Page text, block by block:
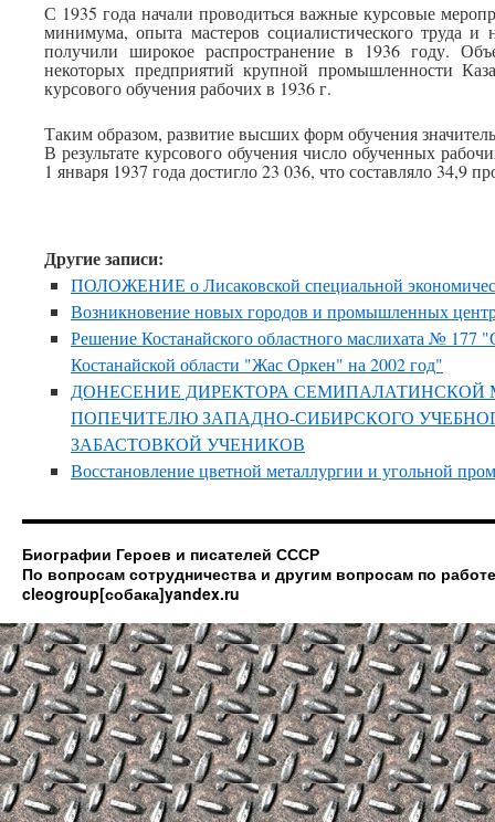
С 1935 года начали проводиться важные курсовые
минимума, опыта мастеров социалистического труда и
получили широкое распространение в 1936 году.
некоторых предприятий крупной промышленности
курсового обучения рабочих в 1936 г.
Таким образом, развитие высших форм обучения
В результате курсового обучения число обученных
1 января 1937 года достигло 23 036, что составляло 34,9
Другие записи:
ПОЛОЖЕНИЕ о Лисаковской специальной
Возникновение новых городов и промышленных
Решение Костанайского областного маслихата № 177
Костанайской области "Жас Оркен" на 2002 год"
ДОНЕСЕНИЕ ДИРЕКТОРА
ПОПЕЧИТЕЛЮ ЗАПАДНО-СИБИРСКОГО
ЗАБАСТОВКОЙ УЧЕНИКОВ
Восстановление цветной металлургии и угольной
Биографии Героев и писателей СССР
По вопросам сотрудничества и другим вопросам по
cleogroup[собака]yandex.ru